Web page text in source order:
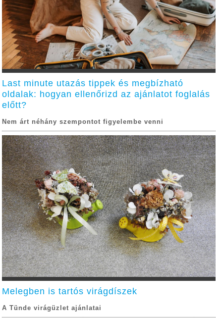
Last minute utazás tippek és megbízható
oldalak: hogyan ellenőrizd az ajánlatot foglalás
előtt?
Nem árt néhány szempontot figyelembe venni
Melegben is tartós virágdíszek
A Tünde virágüzlet ajánlatai